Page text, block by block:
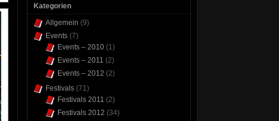
Kategorien
Allgemein (9)
Events (7)
Events – 2010 (1)
Events – 2011 (2)
Events – 2012 (2)
Festivals (71)
Festivals 2011 (2)
Festivals 2012 (34)